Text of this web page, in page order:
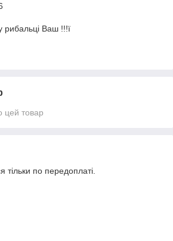
рибальці Ваш !!!ї
цей товар
тільки по передоплаті.